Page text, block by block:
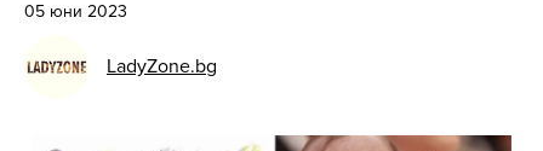
05 юни 2023
LadyZone.bg